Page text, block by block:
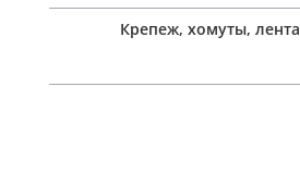
Крепеж, хомуты, лента